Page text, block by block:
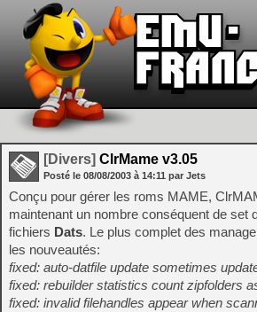
[Divers] ClrMame v3.05
Posté le 08/08/2003 à 14:11 par Jets
Conçu pour gérer les roms MAME,
maintenant un nombre conséquent de set
fichiers Dats. Le plus complet des
les nouveautés:
fixed: auto-datfile update sometimes
fixed: rebuilder statistics count zipfolders
fixed: invalid filehandles appear when